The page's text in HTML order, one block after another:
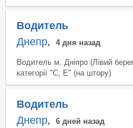
Водитель
Днепр, 4 дня назад
Водитель м. Дніпро (Лівий
категорії "С, Е" (на штору)
Водитель
Днепр, 6 дней назад